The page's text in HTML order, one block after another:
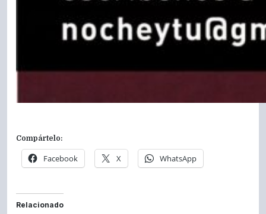
Compártelo:
Facebook X WhatsApp
Relacionado